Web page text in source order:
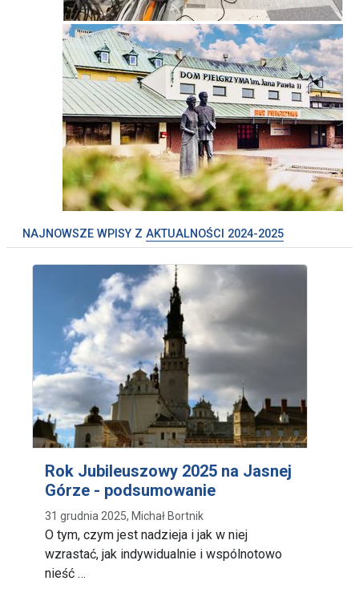
NAJNOWSZE WPISY Z AKTUALNOŚCI 2024-2025
Rok Jubileuszowy 2025 na Jasnej
Górze - podsumowanie
31 grudnia 2025, Michał Bortnik
O tym, czym jest nadzieja i jak w niej
wzrastać, jak indywidualnie i wspólnotowo
nieść …